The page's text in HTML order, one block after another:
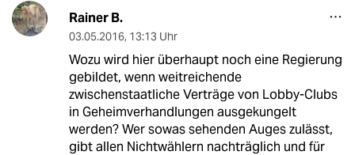
Rainer B.
03.05.2016, 13:13 Uhr
Wozu wird hier überhaupt noch eine Regierung
gebildet, wenn weitreichende
zwischenstaatliche Verträge von Lobby-Clubs
in Geheimverhandlungen ausgekungelt
werden? Wer sowas sehenden Auges zulässt,
gibt allen Nichtwählern nachträglich und für